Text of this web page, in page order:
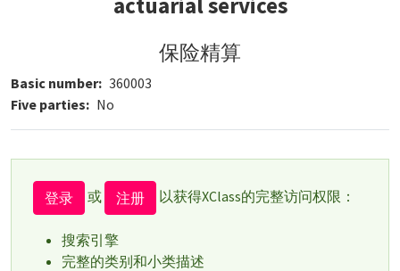
保险精算
Basic number 360003
Five parties
No
登录 或 注册 以获得XClass的完整访问权限：
搜索引擎
完整的类别和小类描述